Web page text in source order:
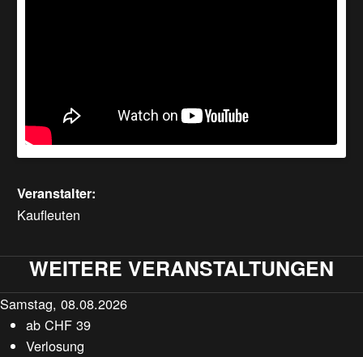
Veranstalter:
Kaufleuten
WEITERE VERANSTALTUNGEN
Samstag, 08.08.2026
abCHF 39
Verlosung